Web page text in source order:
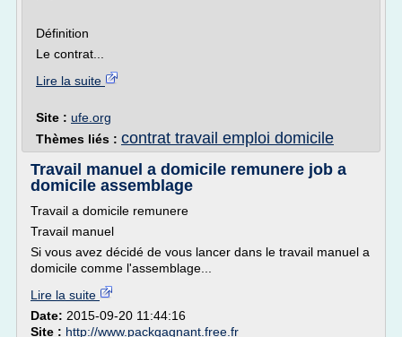
Définition
Le contrat...
Lire la suite
Site : ufe.org
Thèmes liés : contrat travail emploi domicile
Travail manuel a domicile remunere job a
domicile assemblage
Travail a domicile remunere
Travail manuel
Si vous avez décidé de vous lancer dans le travail manuel a
domicile comme l'assemblage...
Lire la suite
Date: 2015-09-20 11:44:16
Site : http://www.packgagnant.free.fr